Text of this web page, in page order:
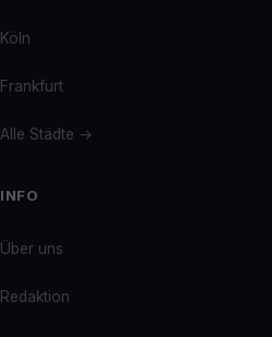
Köln
Frankfurt
Alle Städte →
INFO
Über uns
Redaktion